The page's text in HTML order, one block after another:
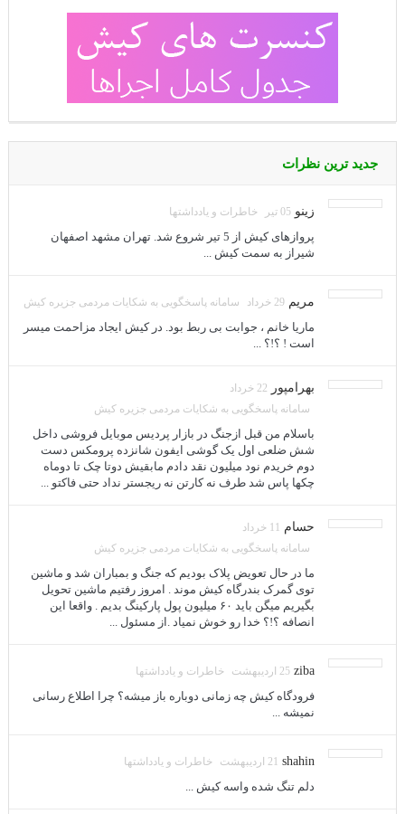
جدید ترین نظرات
زینو 05 تیر خاطرات و یادداشتها
پروازهای کیش از 5 تیر شروع شد. تهران مشهد اصفهان
شیراز به سمت کیش ...
مریم 29 خرداد سامانه پاسخگویی به شکایات مردمی جزیره کیش
ماریا خانم ، جوابت بی ربط بود. در کیش ایجاد مزاحمت میسر
است ! ؟!؟ ...
بهرامپور
22 خرداد
سامانه پاسخگویی به شکایات مردمی جزیره کیش
باسلام من قبل ازجنگ در بازار پردیس موبایل فروشی داخل
شش ضلعی اول یک گوشی ایفون شانزده پرومکس دست
دوم خریدم نود میلیون نقد دادم مابقیش دوتا چک تا دوماه
چکها پاس شد طرف نه کارتن نه ریجستر نداد حتی فاکتو ...
حسام 11 خرداد
سامانه پاسخگویی به شکایات مردمی جزیره کیش
ما در حال تعویض پلاک بودیم که جنگ و بمباران شد و ماشین
توی گمرک بندرگاه کیش موند . امروز رفتیم ماشین تحویل
بگیریم میگن باید ۶۰ میلیون پول پارکینگ بدیم . واقعا این
انصافه ؟!؟ خدا رو خوش نمیاد .از مسئول ...
ziba 25 اردیبهشت خاطرات و یادداشتها
فرودگاه کیش چه زمانی دوباره باز میشه؟ چرا اطلاع رسانی
نمیشه ...
shahin 21 اردیبهشت خاطرات و یادداشتها
دلم تنگ شده واسه کیش ...